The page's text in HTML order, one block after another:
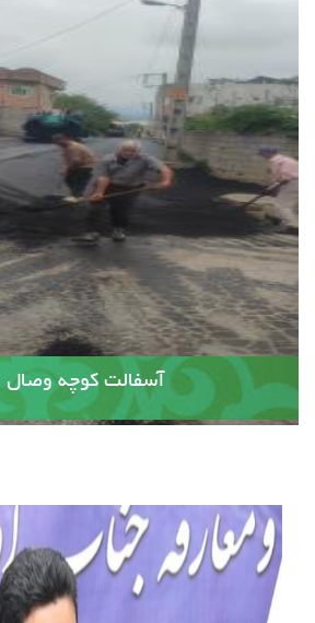
آسفالت کوچه وصال ۲۰